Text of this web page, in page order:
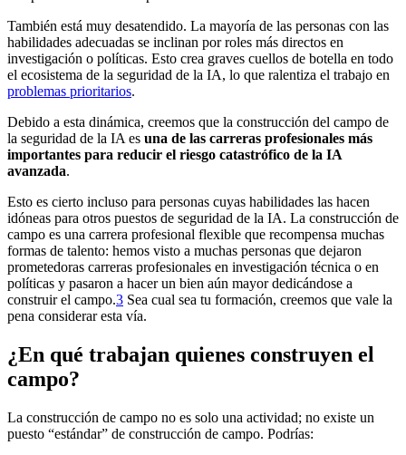
También está muy desatendido. La mayoría de las personas con las
habilidades adecuadas se inclinan por roles más directos en
investigación o políticas. Esto crea graves cuellos de botella en todo
el ecosistema de la seguridad de la IA, lo que ralentiza el trabajo en
problemas prioritarios.
Debido a esta dinámica, creemos que la construcción del campo de
la seguridad de la IA es una de las carreras profesionales más
importantes para reducir el riesgo catastrófico de la IA
avanzada.
Esto es cierto incluso para personas cuyas habilidades las hacen
idóneas para otros puestos de seguridad de la IA. La construcción de
campo es una carrera profesional flexible que recompensa muchas
formas de talento: hemos visto a muchas personas que dejaron
prometedoras carreras profesionales en investigación técnica o en
políticas y pasaron a hacer un bien aún mayor dedicándose a
construir el campo.⁠3 Sea cual sea tu formación, creemos que vale la
pena considerar esta vía.
¿En qué trabajan quienes construyen el
campo?
La construcción de campo no es solo una actividad; no existe un
puesto “estándar” de construcción de campo. Podrías: